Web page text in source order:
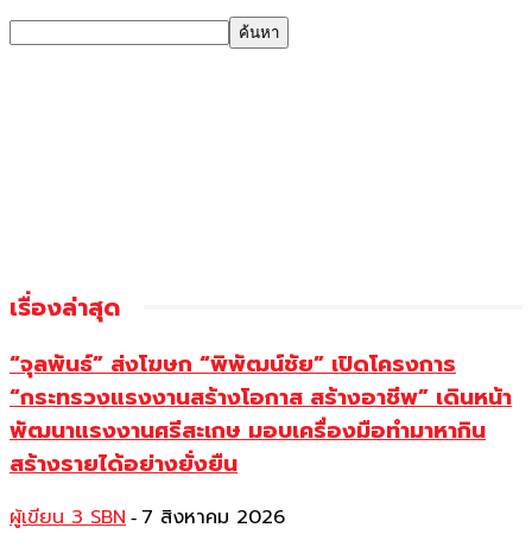
เรื่องล่าสุด
“จุลพันธ์” ส่งโฆษก “พิพัฒน์ชัย” เปิดโครงการ
“กระทรวงแรงงานสร้างโอกาส สร้างอาชีพ” เดินหน้า
พัฒนาแรงงานศรีสะเกษ มอบเครื่องมือทำมาหากิน
สร้างรายได้อย่างยั่งยืน
ผู้เขียน 3 SBN - 7 สิงหาคม 2026